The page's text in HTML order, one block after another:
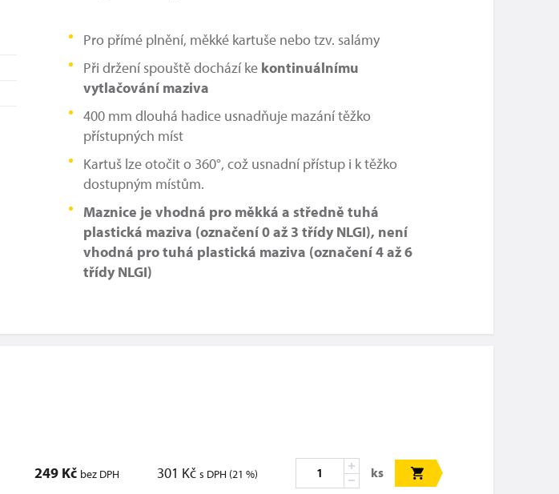
Pro přímé plnění, měkké kartuše nebo tzv. salámy
Při držení spouště dochází ke kontinuálnímu
vytlačování maziva
400 mm dlouhá hadice usnadňuje mazání těžko
přístupných míst
Kartuš lze otočit o 360°, což usnadní přístup i k těžko
dostupným místům.
Maznice je vhodná pro měkká a středně tuhá
plastická maziva (označení 0 až 3 třídy NLGI), není
vhodná pro tuhá plastická maziva (označení 4 až 6
třídy NLGI)
249 Kč bez DPH 301 Kč s DPH (21 %) ks